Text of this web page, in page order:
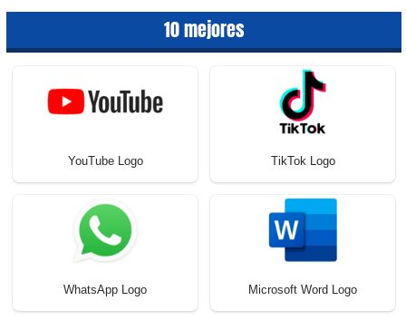
10 mejores
YouTube Logo TikTok Logo
WhatsApp Logo Microsoft Word Logo